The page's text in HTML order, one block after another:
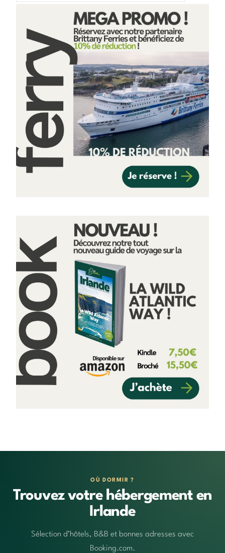
OÙ DORMIR ?
Trouvez votre hébergement en
Irlande
Sélection d’hôtels, B&B et bonnes adresses avec
Booking.com.